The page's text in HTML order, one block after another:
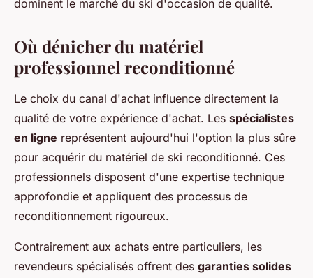
dominent le marché du ski d'occasion de qualité.
Où dénicher du matériel
professionnel reconditionné
Le choix du canal d'achat influence directement la
qualité de votre expérience d'achat. Les spécialistes
en ligne représentent aujourd'hui l'option la plus sûre
pour acquérir du matériel de ski reconditionné. Ces
professionnels disposent d'une expertise technique
approfondie et appliquent des processus de
reconditionnement rigoureux.
Contrairement aux achats entre particuliers, les
revendeurs spécialisés offrent des garanties solides